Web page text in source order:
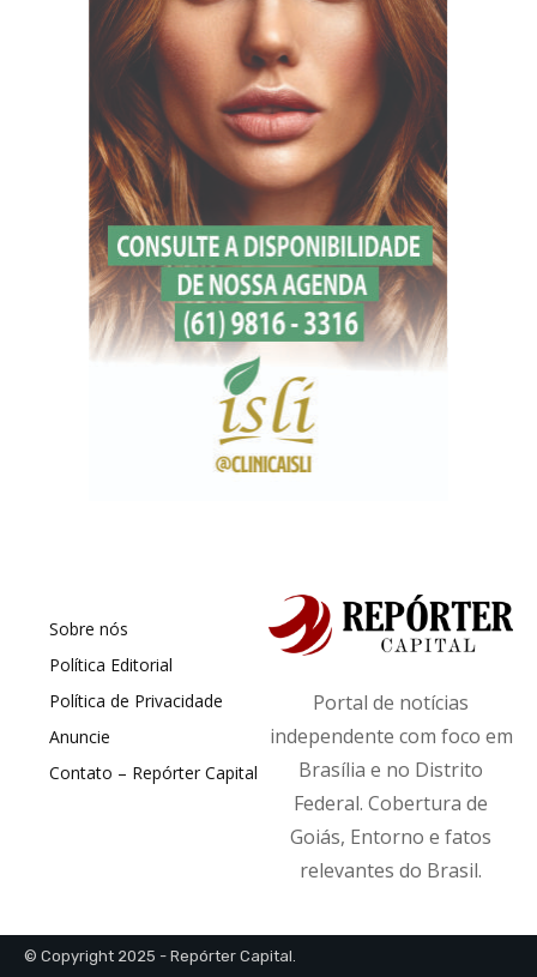
Sobre nós
Política Editorial
Política de Privacidade
Anuncie
Contato – Repórter Capital
Portal de notícias
independente com foco em
Brasília e no Distrito
Federal. Cobertura de
Goiás, Entorno e fatos
relevantes do Brasil.
© Copyright 2025 - Repórter Capital.